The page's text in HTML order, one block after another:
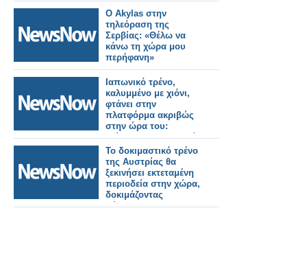
Ο Akylas στην
τηλεόραση της
Σερβίας: «Θέλω να
κάνω τη χώρα μου
περήφανη»
Ιαπωνικό τρένο,
καλυμμένο με χιόνι,
φτάνει στην
πλατφόρμα ακριβώς
στην ώρα του:
«Τίποτα δεν σταματά
σε αυτή τη χώρα!»
Το δοκιμαστικό τρένο
της Αυστρίας θα
ξεκινήσει εκτεταμένη
περιοδεία στην χώρα,
δοκιμάζοντας
σύγχρονες